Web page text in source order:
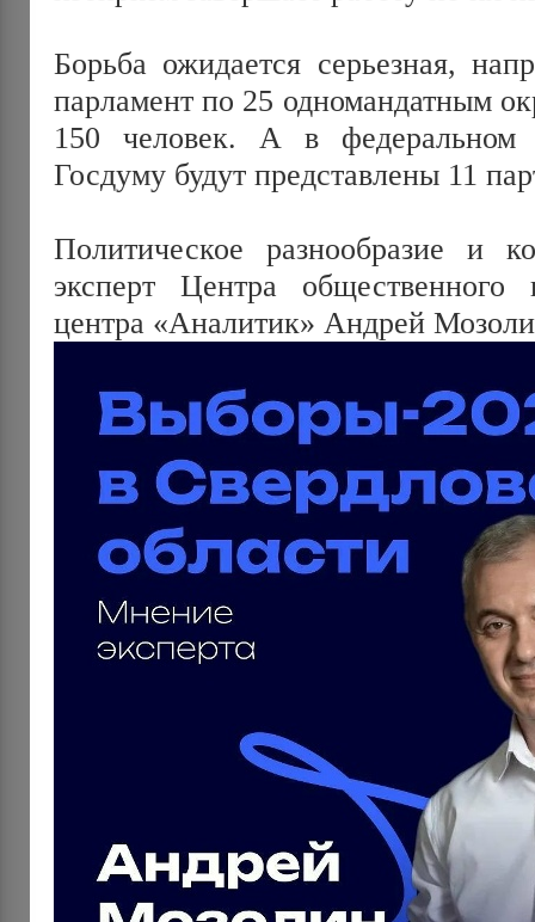
Борьба ожидается серьезная,
парламент по 25 одномандатным
150 человек. А в
Госдуму будут представлены 11
Политическое разнообразие и
эксперт Центра общественного
центра «Аналитик» Андрей